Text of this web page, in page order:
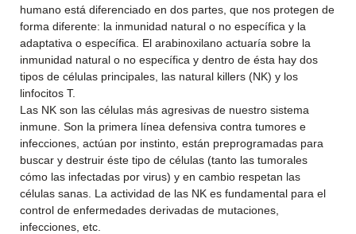
humano está diferenciado en dos partes, que nos protegen de
forma diferente: la inmunidad natural o no específica y la
adaptativa o específica. El arabinoxilano actuaría sobre la
inmunidad natural o no específica y dentro de ésta hay dos
tipos de células principales, las natural killers (NK) y los
linfocitos T.
Las NK son las células más agresivas de nuestro sistema
inmune. Son la primera línea defensiva contra tumores e
infecciones, actúan por instinto, están preprogramadas para
buscar y destruir éste tipo de células (tanto las tumorales
cómo las infectadas por virus) y en cambio respetan las
células sanas. La actividad de las NK es fundamental para el
control de enfermedades derivadas de mutaciones,
infecciones, etc.